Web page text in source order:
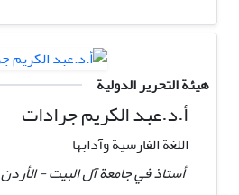
هيئة التحرير الدولية
أ.د.عبد الكريم جرادات
اللغة الفارسية وآدابها
أستاذ في جامعة آل البيت - الأردن